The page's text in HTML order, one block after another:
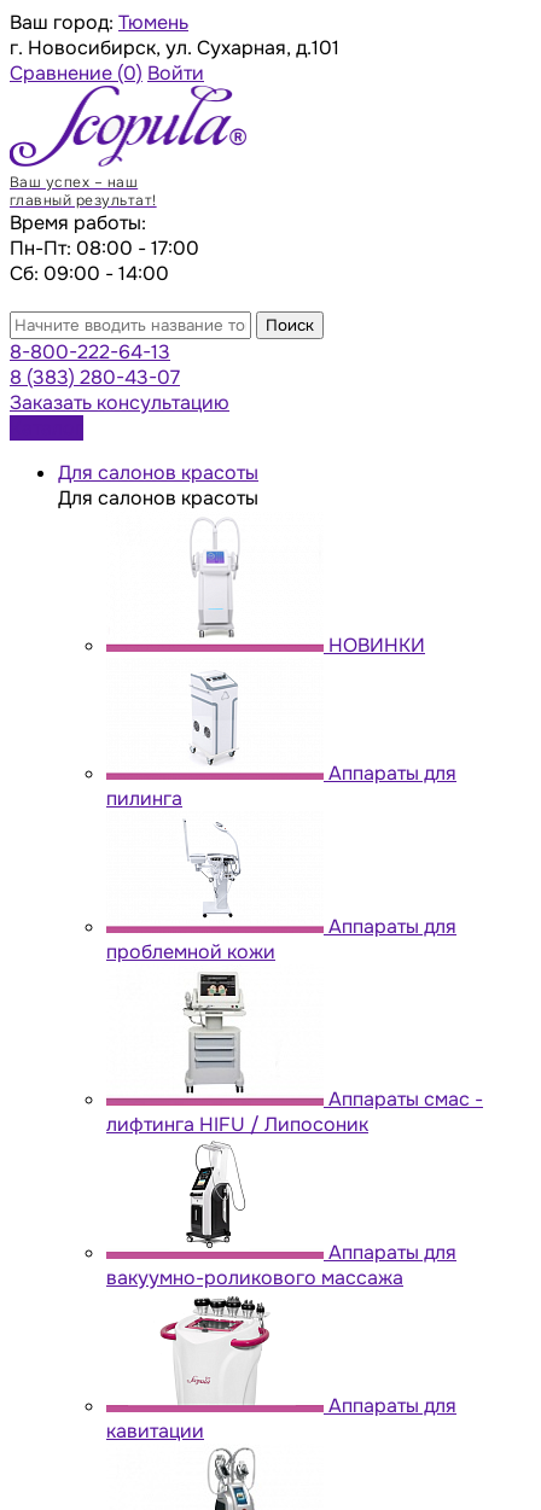
Ваш город: Тюмень
г. Новосибирск, ул. Сухарная, д.101
Сравнение (0) Войти
Ваш успех – наш
главный результат!
Время работы:
Пн-Пт: 08:00 - 17:00
Сб: 09:00 - 14:00
Поиск
8-800-222-64-13
8 (383) 280-43-07
Заказать консультацию
Для салонов красоты
Для салонов красоты
НОВИНКИ
Аппараты для
пилинга
Аппараты для
проблемной кожи
Аппараты cмас -
лифтинга HIFU / Липосоник
Аппараты для
вакуумно-роликового массажа
Аппараты для
кавитации